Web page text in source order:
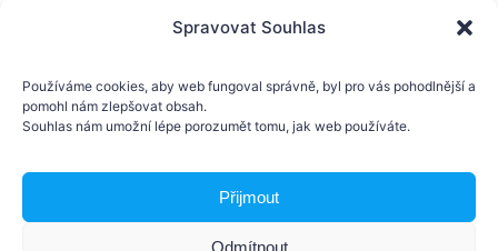
Spravovat Souhlas
Používáme cookies, aby web fungoval správně, byl pro vás pohodlnější a
pomohl nám zlepšovat obsah.
Souhlas nám umožní lépe porozumět tomu, jak web používáte.
Přijmout
Odmítnout